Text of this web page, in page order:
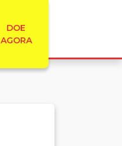
DOE
AGORA